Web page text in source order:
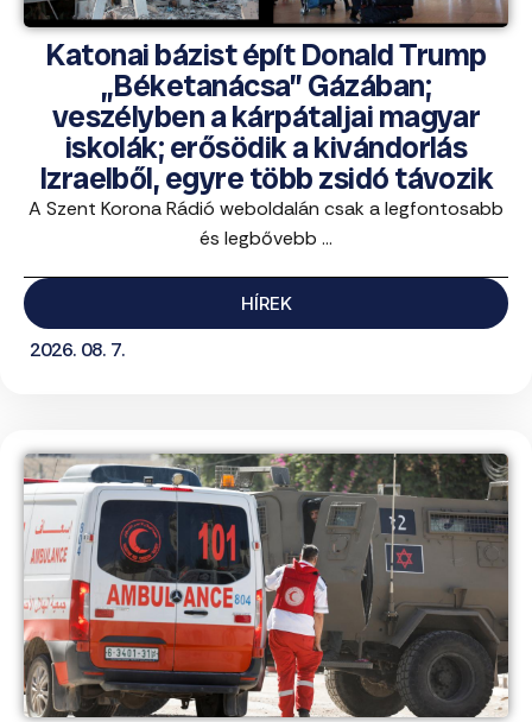
Katonai bázist épít Donald Trump
„Béketanácsa” Gázában;
veszélyben a kárpátaljai magyar
iskolák; erősödik a kivándorlás
Izraelből, egyre több zsidó távozik
A Szent Korona Rádió weboldalán csak a legfontosabb
és legbővebb ...
HÍREK
2026. 08. 7.